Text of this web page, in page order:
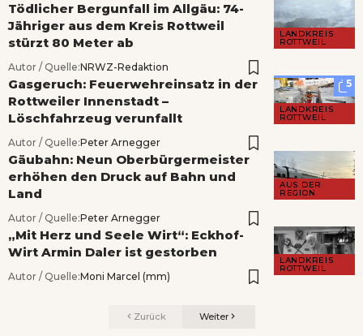
LANDKREIS
ROTTWEIL
Tödlicher Bergunfall im Allgäu: 74-
Jähriger aus dem Kreis Rottweil
stürzt 80 Meter ab
Autor / Quelle:NRWZ-Redaktion
5
LANDKREIS
ROTTWEIL
Gasgeruch: Feuerwehreinsatz in der
Rottweiler Innenstadt –
Löschfahrzeug verunfallt
Autor / Quelle:Peter Arnegger
AUS DER
REGION
Gäubahn: Neun Oberbürgermeister
erhöhen den Druck auf Bahn und
Land
Autor / Quelle:Peter Arnegger
LANDKREIS
ROTTWEIL
„Mit Herz und Seele Wirt“: Eckhof-
Wirt Armin Daler ist gestorben
Autor / Quelle:Moni Marcel (mm)
Zurück Weiter